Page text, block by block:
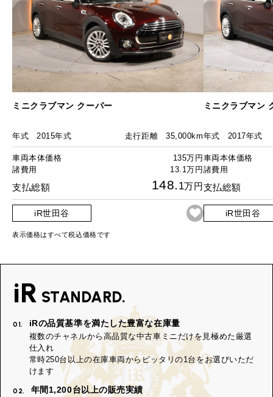
ミニクラブマン クーパー
年式 2015年式 走行距離 35,000km
車両本体価格
135万円
諸費用
13.1万円
支払総額 148. 1万円
iR世田谷
ミニクラブマン
年式 2017年式
車両本体価格
諸費用
支払総額
iR世田谷
表示価格はすべて税込価格です
iR STANDARD.
01. iRの品質基準を満たした豊富な在庫量
複数のチャネルから高品質な中古車ミニだけを見極めた厳選
仕入れ
常時250台以上の在庫車両からピッタリの1台をお選びいただ
けます
02. 年間1,200台以上の販売実績